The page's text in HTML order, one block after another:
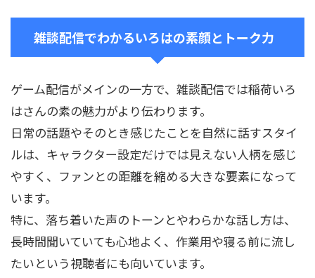
雑談配信でわかるいろはの素顔とトーク力
ゲーム配信がメインの一方で、雑談配信では稲荷いろ
はさんの素の魅力がより伝わります。
日常の話題やそのとき感じたことを自然に話すスタイ
ルは、キャラクター設定だけでは見えない人柄を感じ
やすく、ファンとの距離を縮める大きな要素になって
います。
特に、落ち着いた声のトーンとやわらかな話し方は、
長時間聞いていても心地よく、作業用や寝る前に流し
たいという視聴者にも向いています。